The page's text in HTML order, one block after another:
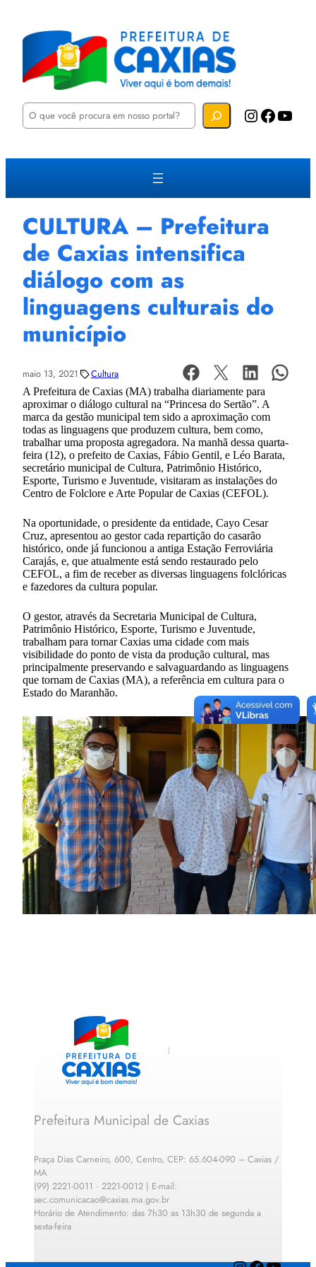
P
u
a
Instagram Facebook YouTube
CULTURA – Prefeitura
de Caxias intensifica
diálogo com as
linguagens culturais do
município
maio 13, 2021 Cultura
A Prefeitura de Caxias (MA) trabalha diariamente para
aproximar o diálogo cultural na “Princesa do Sertão”. A
marca da gestão municipal tem sido a aproximação com
todas as linguagens que produzem cultura, bem como,
trabalhar uma proposta agregadora. Na manhã dessa quarta-
feira (12), o prefeito de Caxias, Fábio Gentil, e Léo Barata,
secretário municipal de Cultura, Patrimônio Histórico,
Esporte, Turismo e Juventude, visitaram as instalações do
Centro de Folclore e Arte Popular de Caxias (CEFOL).
Na oportunidade, o presidente da entidade, Cayo Cesar
Cruz, apresentou ao gestor cada repartição do casarão
histórico, onde já funcionou a antiga Estação Ferroviária
Carajás, e, que atualmente está sendo restaurado pelo
CEFOL, a fim de receber as diversas linguagens folclóricas
e fazedores da cultura popular.
O gestor, através da Secretaria Municipal de Cultura,
Patrimônio Histórico, Esporte, Turismo e Juventude,
trabalham para tornar Caxias uma cidade com mais
visibilidade do ponto de vista da produção cultural, mas
principalmente preservando e salvaguardando as linguagens
que tornam de Caxias (MA), a referência em cultura para o
Estado do Maranhão.
Prefeitura Municipal de Caxias
Praça Dias Carneiro, 600, Centro, CEP: 65.604-090 – Caxias /
MA
(99) 2221-0011 · 2221-0012 | E-mail:
sec.comunicacao@caxias.ma.gov.br
Horário de Atendimento: das 7h30 as 13h30 de segunda a
sexta-feira